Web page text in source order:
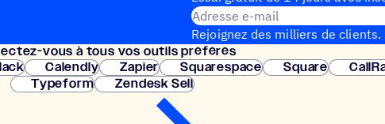
Adresse e-mail
Rejoignez des milliers de
Configuration instantanée.
vous à tous vos outils préférés
Calendly Zapier Squarespace Square
Typeform
Zendesk Sell